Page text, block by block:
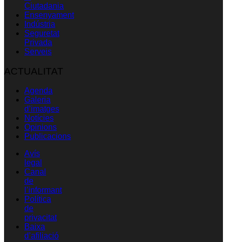
Ciutadania
Ensenyament
Indústria
Seguretat
Privada
Serveis
ACTUALITAT
Agenda
Galeria
d’imatges
Notícies
Opinions
Publicacions
Avís
legal
Canal
de
l’informant
Política
de
privacitat
Baixa
d’afiliació